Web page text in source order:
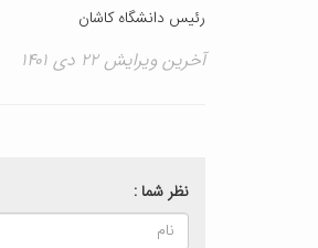
رئیس دانشگاه کاشان
آخرین ویرایش ۲۲ دی ۱۴۰۱
نظر شما :